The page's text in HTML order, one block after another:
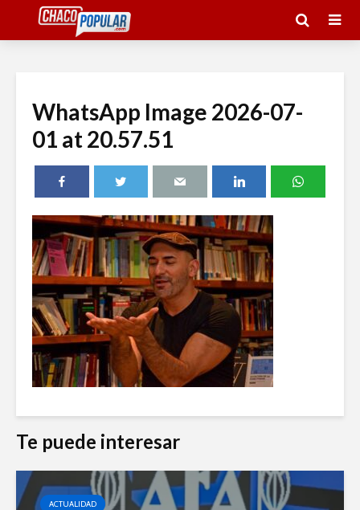
WhatsApp Image 2026-07-
01 at 20.57.51
Te puede interesar
ACTUALIDAD